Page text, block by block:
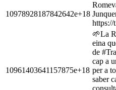
10978928187842642e+18
10961403641157875e+18
🌱La
eina
de
cap a
per a
saber